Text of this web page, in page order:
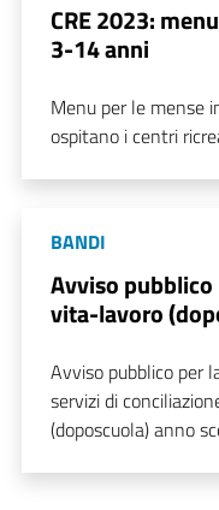
CRE 2023:
3-14 anni
Menu per le mense
ospitano i centri
BANDI
Avviso
vita-lavoro
Avviso pubblico per
servizi di
(doposcuola) anno